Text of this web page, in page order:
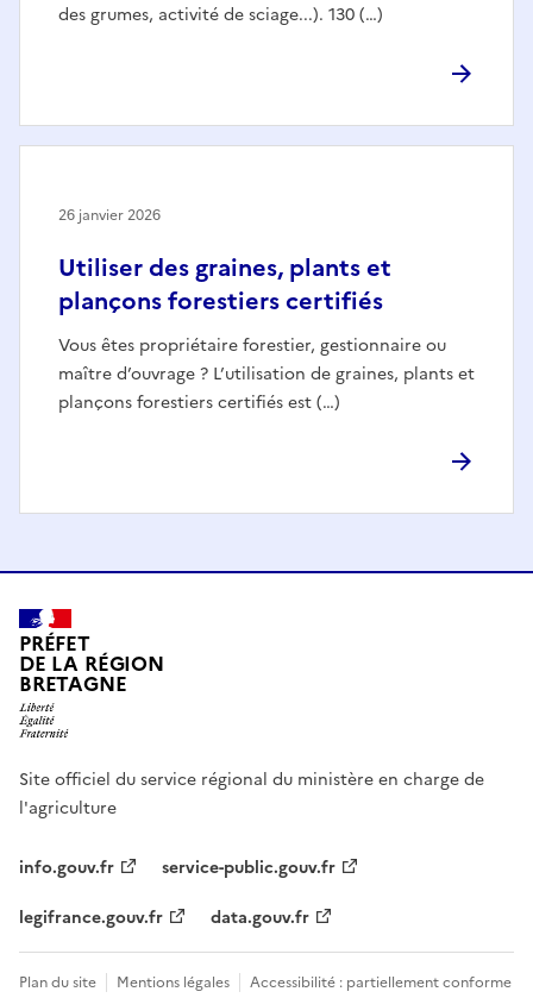
des grumes, activité de sciage...). 130 (…)
Utiliser des graines, plants et
plançons forestiers certifiés
Vous êtes propriétaire forestier, gestionnaire ou
maître d’ouvrage ? L’utilisation de graines, plants et
plançons forestiers certifiés est (…)
26 janvier 2026
PRÉFET
DE LA RÉGION
BRETAGNE
Site officiel du service régional du ministère en charge de
l'agriculture
info.gouv.fr
service-public.gouv.fr
legifrance.gouv.fr
data.gouv.fr
Plan du site Mentions légales Accessibilité : partiellement conforme